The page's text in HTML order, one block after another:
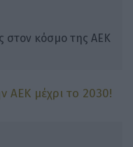
στον κόσμο της ΑΕΚ